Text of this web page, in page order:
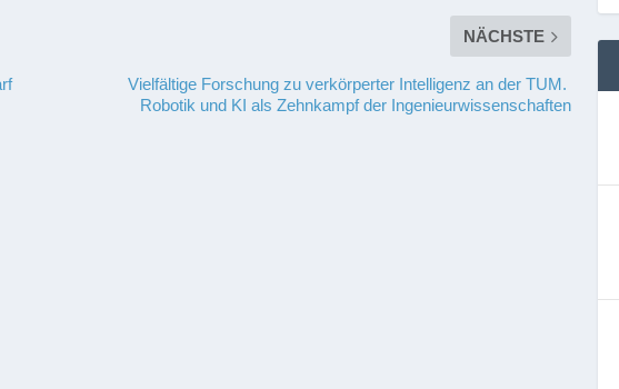
NÄCHSTE
Vielfältige Forschung zu verkörperter Intelligenz an der TUM.
Robotik und KI als Zehnkampf der Ingenieurwissenschaften